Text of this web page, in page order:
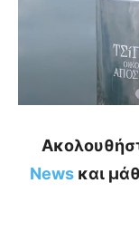
News και